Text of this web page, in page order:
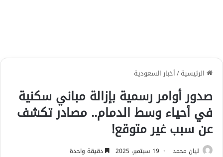
الرئيسية/أخبار السعودية
صدور أوامر رسمية بإزالة مباني سكنية
في أحياء وسط الدمام.. مصادر تكشف
عن سبب غير متوقع!
ليان محمد 19 سبتمبر، 2025 دقيقة واحدة